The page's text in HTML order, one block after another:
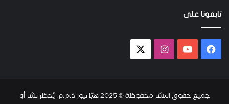
تابعونا على
فيسبوك يوتيوب انستقرام
جميع حقوق النشر محفوظة © 2025 هيّا نيوز ذ.م.م. يُحظر نشر أو